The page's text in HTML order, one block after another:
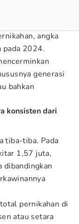
angka
2024.
generasi
bahkan
konsisten dari
tiba-tiba. Pada
1,57 juta,
pernikahan di
atau setara